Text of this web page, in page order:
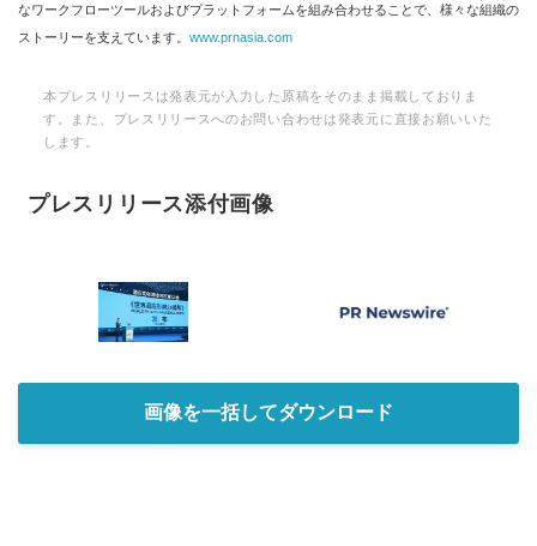
なワークフローツールおよびプラットフォームを組み合わせることで、様々な組織の
ストーリーを支えています。 www.prnasia.com
本プレスリリースは発表元が入力した原稿をそのまま掲載しておりま
す。また、プレスリリースへのお問い合わせは発表元に直接お願いいた
します。
プレスリリース添付画像
画像を一括してダウンロード